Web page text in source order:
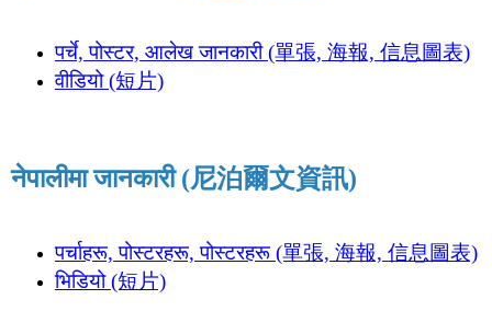
पर्चे, पोस्टर, आलेख जानकारी (單張, 海報, 信息圖表)
वीडियो (短片)
नेपालीमा जानकारी (尼泊爾文資訊)
पर्चाहरू, पोस्टरहरू, पोस्टरहरू (單張, 海報, 信息圖表)
भिडियो (短片)